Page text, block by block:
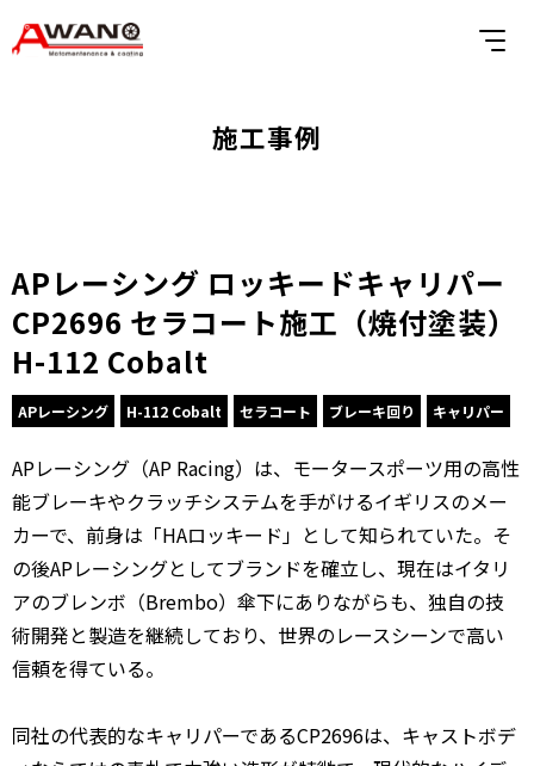
施工事例
APレーシング ロッキードキャリパー
CP2696 セラコート施工（焼付塗装）
H-112 Cobalt
APレーシング H-112 Cobalt セラコート ブレーキ回り キャリパー
APレーシング（AP Racing）は、モータースポーツ用の高性
能ブレーキやクラッチシステムを手がけるイギリスのメー
カーで、前身は「HAロッキード」として知られていた。そ
の後APレーシングとしてブランドを確立し、現在はイタリ
アのブレンボ（Brembo）傘下にありながらも、独自の技
術開発と製造を継続しており、世界のレースシーンで高い
信頼を得ている。
同社の代表的なキャリパーであるCP2696は、キャストボデ